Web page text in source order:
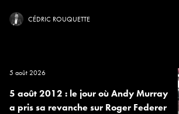
CÉDRIC ROUQUETTE
5 août 2026
5 août 2012 : le jour où Andy Murray
a pris sa revanche sur Roger Federer